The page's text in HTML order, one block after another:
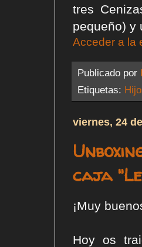
tres
pequeño) y
Acceder a la
Publicado por
Etiquetas:
viernes, 24
caja
¡Muy
Hoy os